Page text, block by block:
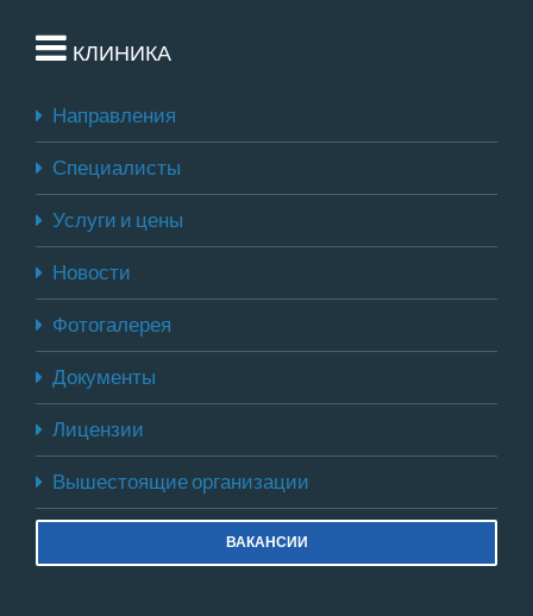
КЛИНИКА
Направления
Специалисты
Услуги и цены
Новости
Фотогалерея
Документы
Лицензии
Вышестоящие организации
ВАКАНСИИ